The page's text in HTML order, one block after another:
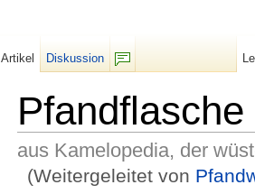
Pfandflasche
aus Kamelopedia, der
(Weitergeleitet von
Artikel
Diskussion